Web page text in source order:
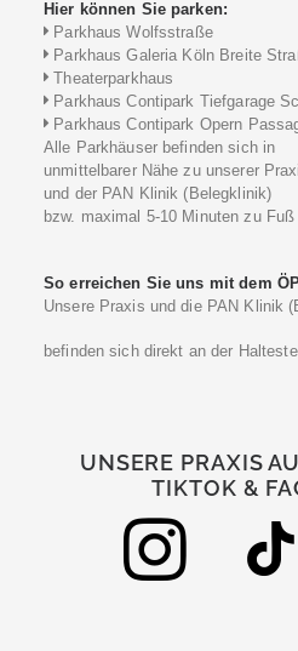
Hier können Sie parken:
Parkhaus Wolfsstraße
Parkhaus Galeria Köln Breite
Theaterparkhaus
Parkhaus Contipark Tiefgarage
Parkhaus Contipark Opern
Alle Parkhäuser befinden sich in
unmittelbarer Nähe zu unserer
und der PAN Klinik (Belegklinik)
bzw. maximal 5-10 Minuten zu
So erreichen Sie uns mit dem
Unsere Praxis und die PAN Klinik
befinden sich direkt an der
UNSERE PRAXIS
TIKTOK &